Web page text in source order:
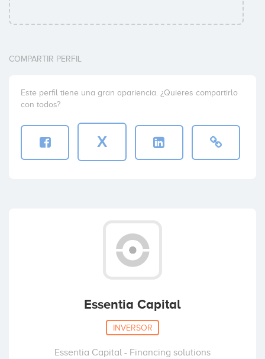
COMPARTIR PERFIL
Este perfil tiene una gran apariencia. ¿Quieres compartirlo
con todos?
X
Essentia Capital
INVERSOR
Essentia Capital - Financing solutions